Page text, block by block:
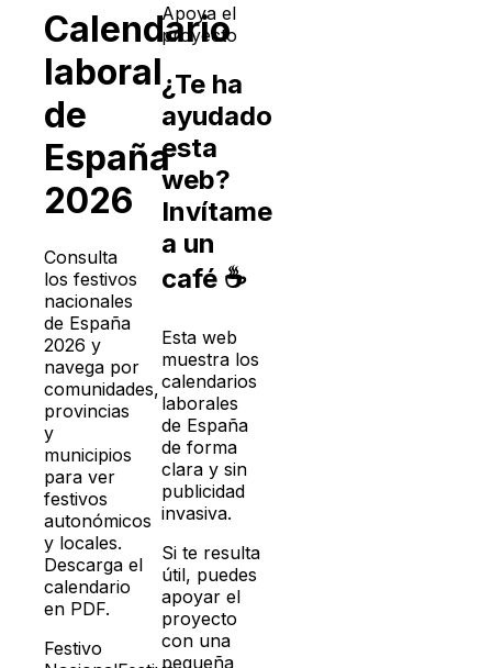
Calendario
laboral
de
España
2026
Consulta
los festivos
nacionales
de España
2026 y
navega por
comunidades,
provincias
y
municipios
para ver
festivos
autonómicos
y locales.
Descarga el
calendario
en PDF.
Festivo
Apoya el
proyecto
¿Te ha
ayudado
esta
web?
Invítame
a un
café ☕
Esta web
muestra los
calendarios
laborales
de España
de forma
clara y sin
publicidad
invasiva.
Si te resulta
útil, puedes
apoyar el
proyecto
con una
pequeña